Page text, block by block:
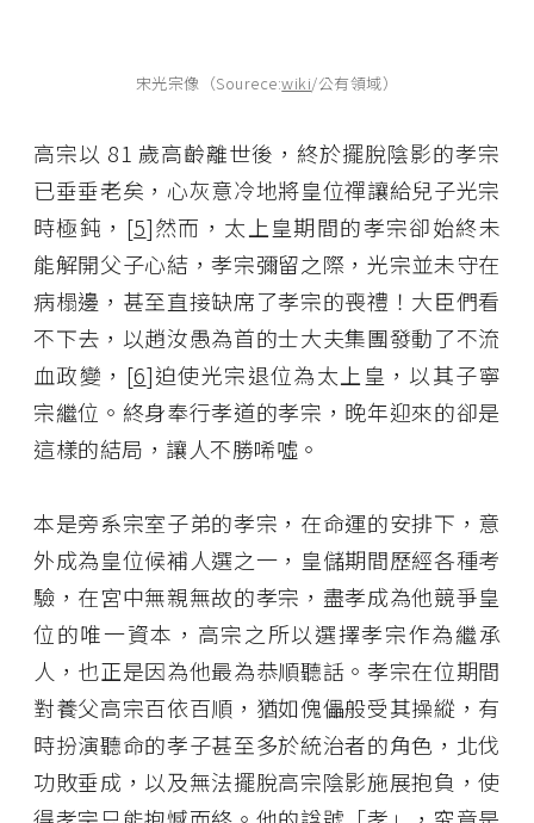
宋光宗像（Sourece:wiki/公有領域）
高宗以 81 歲高齡離世後，終於擺脫陰影的孝宗
已垂垂老矣，心灰意冷地將皇位禪讓給兒子光宗
時極鈍，[5]然而，太上皇期間的孝宗卻始終未
能解開父子心結，孝宗彌留之際，光宗並未守在
病榻邊，甚至直接缺席了孝宗的喪禮！大臣們看
不下去，以趙汝愚為首的士大夫集團發動了不流
血政變，[6]迫使光宗退位為太上皇，以其子寧
宗繼位。終身奉行孝道的孝宗，晚年迎來的卻是
這樣的結局，讓人不勝唏噓。
本是旁系宗室子弟的孝宗，在命運的安排下，意
外成為皇位候補人選之一，皇儲期間歷經各種考
驗，在宮中無親無故的孝宗，盡孝成為他競爭皇
位的唯一資本，高宗之所以選擇孝宗作為繼承
人，也正是因為他最為恭順聽話。孝宗在位期間
對養父高宗百依百順，猶如傀儡般受其操縱，有
時扮演聽命的孝子甚至多於統治者的角色，北伐
功敗垂成，以及無法擺脫高宗陰影施展抱負，使